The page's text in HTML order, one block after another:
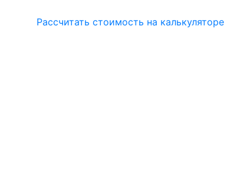
Рассчитать стоимость на калькуляторе